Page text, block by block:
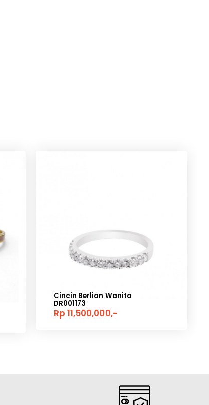
Cincin Berlian Wanita
DR001173
Rp 11,500,000,-